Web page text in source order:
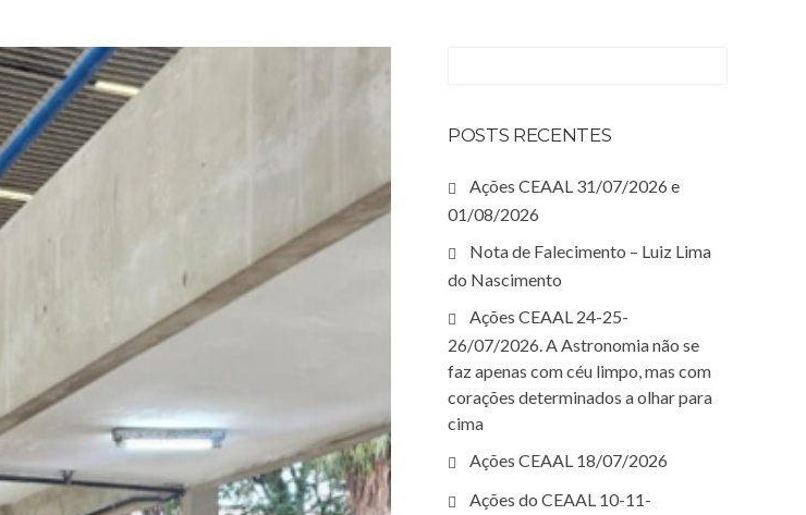
POSTS RECENTES
Ações CEAAL 31/07/2026 e
01/08/2026
Nota de Falecimento – Luiz Lima
do Nascimento
Ações CEAAL 24-25-
26/07/2026. A Astronomia não se
faz apenas com céu limpo, mas com
corações determinados a olhar para
cima
Ações CEAAL 18/07/2026
Ações do CEAAL 10-11-